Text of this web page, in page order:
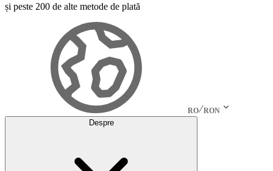
și peste 200 de alte metode de plată
RO RON
Despre